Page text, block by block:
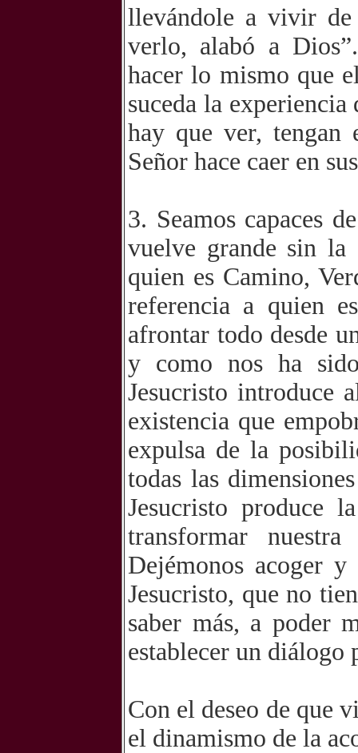
llevándole a vivir de
verlo, alabó a
hacer lo mismo que
suceda la
hay que ver, tengan
Señor hace caer en
3. Seamos capaces
vuelve grande sin la
quien es Camino,
referencia a quien
afrontar todo desde
y como nos ha
Jesucristo introduce
existencia que
expulsa de la
todas las
Jesucristo produce
transformar
Dejémonos acoger y
Jesucristo, que no
saber más, a poder
establecer un diálogo
Con el deseo de que
el dinamismo de la